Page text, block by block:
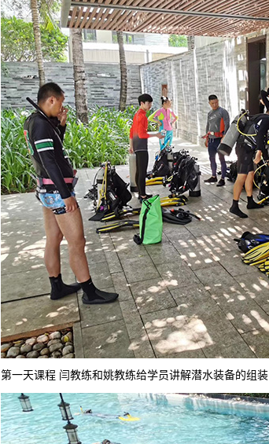
第一天课程 闫教练和姚教练给学员讲解潜水装备的组装